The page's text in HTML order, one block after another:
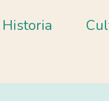
Historia